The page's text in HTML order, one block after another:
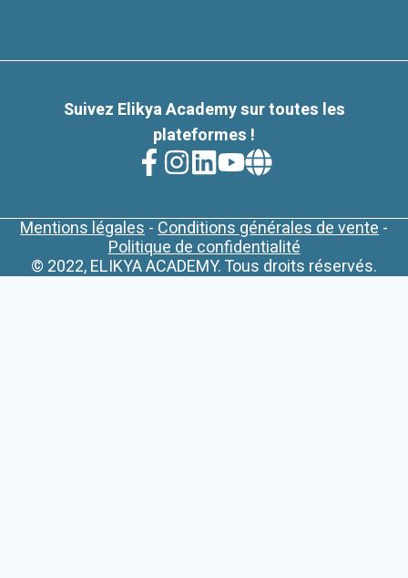
Suivez Elikya Academysur toutes les
plateformes !
Mentions légales-Conditions générales de vente-
Politique de confidentialité
© 2022, ELIKYA ACADEMY. Tous droits réservés.